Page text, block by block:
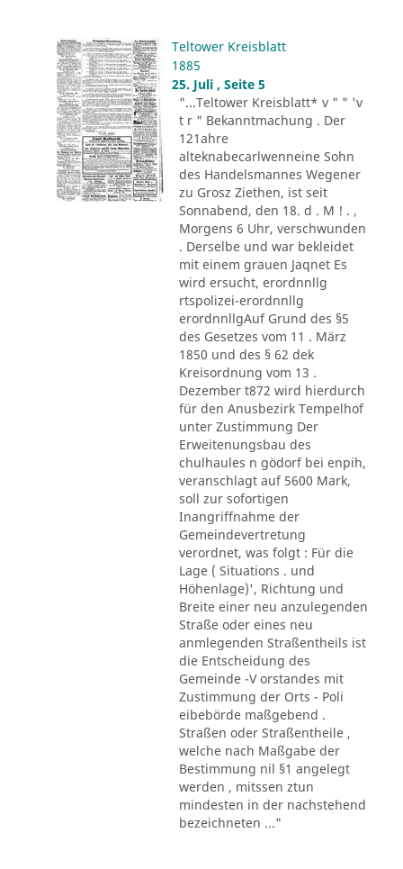
Teltower Kreisblatt
1885
25. Juli , Seite 5
"...Teltower Kreisblatt* v " " 'v
t r " Bekanntmachung . Der
121ahre
alteknabecarlwenneine Sohn
des Handelsmannes Wegener
zu Grosz Ziethen, ist seit
Sonnabend, den 18. d . M ! . ,
Morgens 6 Uhr, verschwunden
. Derselbe und war bekleidet
mit einem grauen Jaqnet Es
wird ersucht, erordnnllg
rtspolizei-erordnnllg
erordnnllgAuf Grund des §5
des Gesetzes vom 11 . März
1850 und des § 62 dek
Kreisordnung vom 13 .
Dezember t872 wird hierdurch
für den Anusbezirk Tempelhof
unter Zustimmung Der
Erweitenungsbau des
chulhaules n gödorf bei enpih,
veranschlagt auf 5600 Mark,
soll zur sofortigen
Inangriffnahme der
Gemeindevertretung
verordnet, was folgt : Für die
Lage ( Situations . und
Höhenlage)', Richtung und
Breite einer neu anzulegenden
Straße oder eines neu
anmlegenden Straßentheils ist
die Entscheidung des
Gemeinde -V orstandes mit
Zustimmung der Orts - Poli
eibebörde maßgebend .
Straßen oder Straßentheile ,
welche nach Maßgabe der
Bestimmung nil §1 angelegt
werden , mitssen ztun
mindesten in der nachstehend
bezeichneten ..."